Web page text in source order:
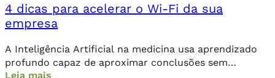
4 dicas para acelerar o Wi-Fi da sua
empresa
A Inteligência Artificial na medicina usa aprendizado
profundo capaz de aproximar conclusões sem
Leia mais